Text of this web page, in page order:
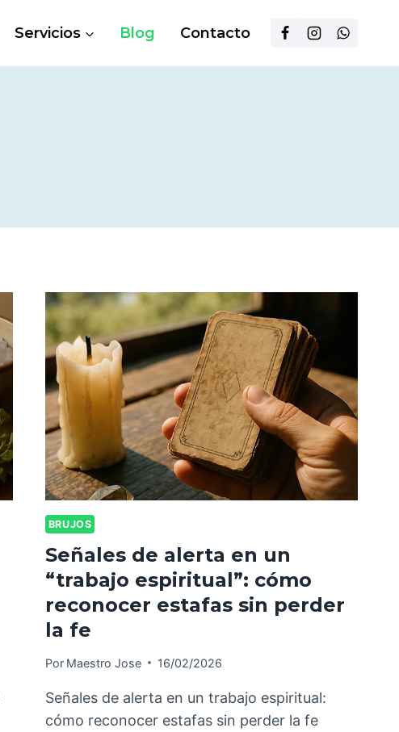
Servicios Blog Contacto
BRUJOS
Señales de alerta en un
“trabajo espiritual”: cómo
reconocer estafas sin perder
la fe
Por Maestro Jose 16/02/2026
Señales de alerta en un trabajo espiritual:
cómo reconocer estafas sin perder la fe